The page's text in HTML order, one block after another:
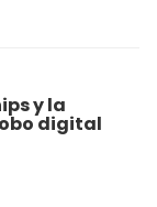
y la
digital